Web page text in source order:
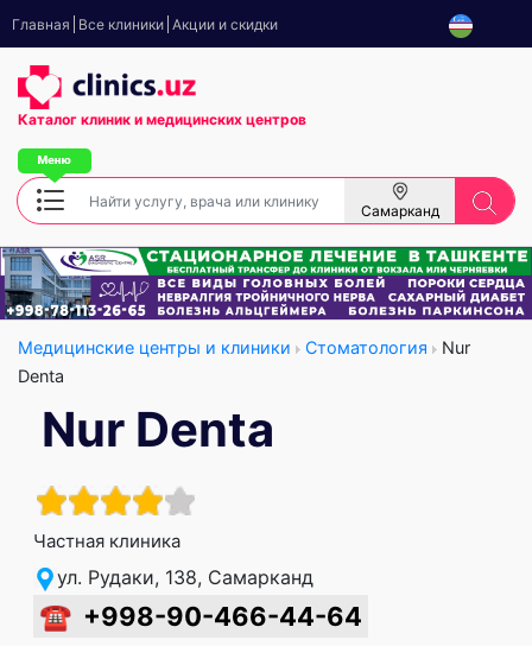
Главная Все клиники Акции и скидки
Каталог клиник и медицинских центров
Самарканд
Медицинские центры и клиники Стоматология
Nur
Denta
Nur Denta
Частная клиника
ул. Рудаки, 138, Самарканд
☎ +998-90-466-44-64